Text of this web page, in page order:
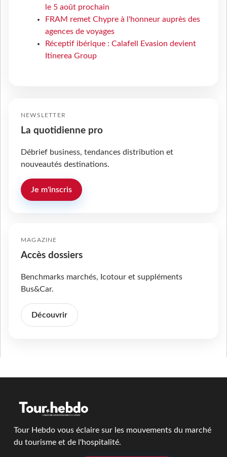
le 5 août prochain
FRAM remet Chypre à l'honneur auprès des
agences de voyages
Réceptif ibérique : Calafell Evasion devient
Itinerea Group
NEWSLETTER
La quotidienne pro
Débrief business, tendances distribution et
nouveautés destinations.
Je m'inscris
MAGAZINE
Accès dossiers
Benchmarks marchés, Icotour et suppléments
Bus&Car.
Découvrir
Tour Hebdo vous éclaire sur les mouvements du marché
du tourisme et de l'hospitalité.